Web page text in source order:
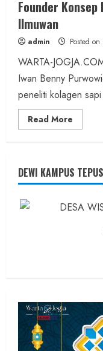
Founder
Ilmuwan
admin Posted
WARTA-
Iwan Benny
peneliti kolagen
Read More
more
dan
Dokter
dan
DEWI KAMPUS TEPUS